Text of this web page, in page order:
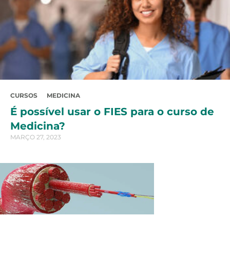
CURSOS MEDICINA
É possível usar o FIES para o curso de
Medicina?
MARÇO 27, 2023